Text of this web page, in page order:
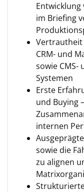
Entwicklung
im Briefing
Vertrautheit
CRM- und
sowie CMS-
Systemen
Erste
und Buying
internen
sowie die
zu alignen